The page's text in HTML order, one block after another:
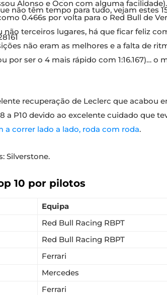
não têm tempo para tudo, vejam estes
Alonso e Ocon com alguma
0.466s por volta para o Red Bull de
não terceiros lugares, há que ficar feliz
não eram as melhores e a falta de
ser o 4 mais rápido com 1:16.167)… o
recuperação de Leclerc que acabou
a P10 devido ao excelente cuidado que
a correr lado a lado, roda com roda.
Silverstone.
10 por pilotos
Equipa
Red Bull Racing RBPT
Red Bull Racing RBPT
Ferrari
Mercedes
Ferrari